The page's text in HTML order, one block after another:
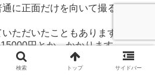
に正面だけを向いて撮るような
ただいたこともありますが、
円とか、かかります。
分を味わいながら、
検索 トップ サイドバー